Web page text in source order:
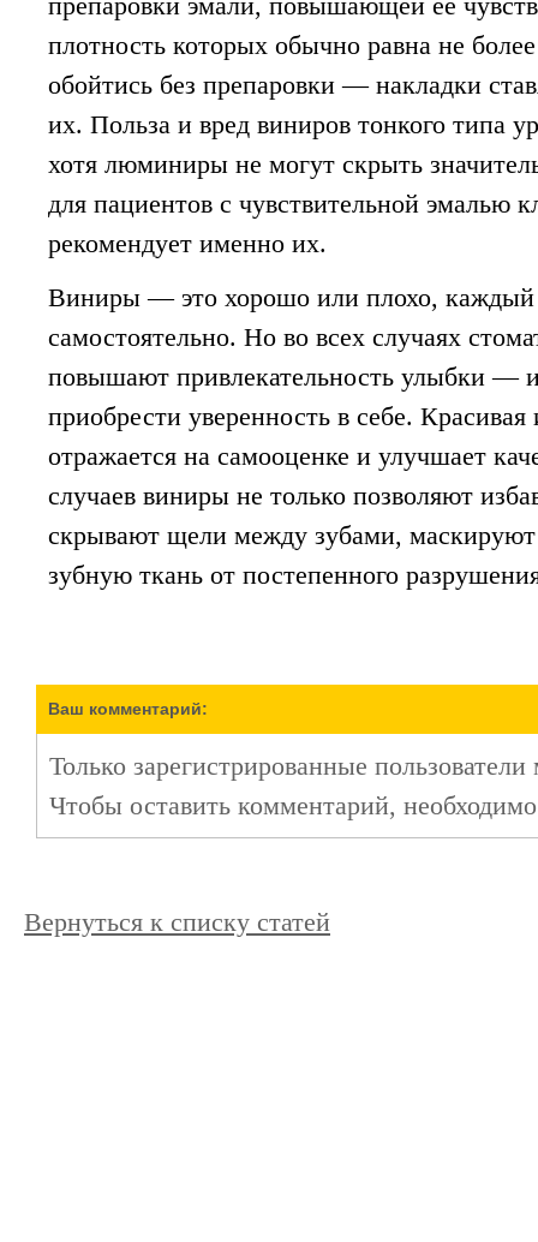
плотность которых обычно равна не
обойтись без препаровки — накладки
их. Польза и вред виниров тонкого типа
хотя люминиры не могут скрыть
для пациентов с чувствительной эмалью
рекомендует именно их.
Виниры — это хорошо или плохо, каждый
самостоятельно. Но во всех случаях
повышают привлекательность улыбки —
приобрести уверенность в себе.
отражается на самооценке и улучшает
случаев виниры не только позволяют
скрывают щели между зубами,
зубную ткань от постепенного
Ваш комментарий:
Только зарегистрированные
Чтобы оставить комментарий,
Вернуться к списку статей